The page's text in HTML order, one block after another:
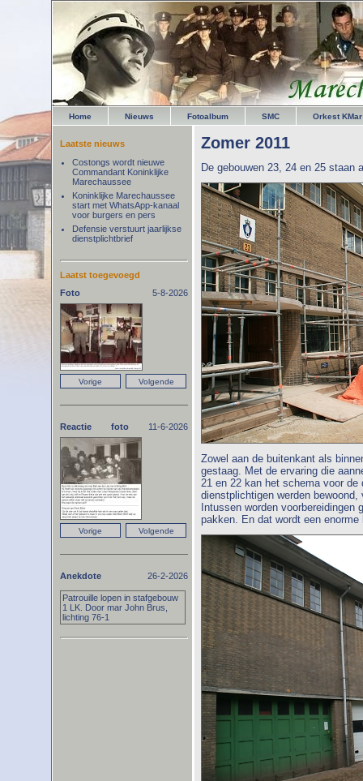
Home Nieuws Fotoalbum SMC Orkest KMar
Zomer 2011
De gebouwen 23, 24 en 25 staan
Zowel aan de buitenkant als
gestaag. Met de ervaring die
21 en 22 kan het schema voor de
dienstplichtigen werden
Intussen worden
pakken. En dat wordt een enorme
Laatste nieuws
Costongs wordt nieuwe
Commandant Koninklijke
Marechaussee
Koninklijke Marechaussee
start met WhatsApp-kanaal
voor burgers en pers
Defensie verstuurt jaarlijkse
dienstplichtbrief
Laatst toegevoegd
Foto
5-8-2026
Reactie foto 11-6-2026
Anekdote 26-2-2026
Patrouille lopen in stafgebouw
1 LK. Door mar John Brus,
lichting 76-1